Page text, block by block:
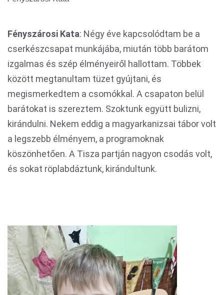
Fényszárosi Kata: Négy éve kapcsolódtam be a
cserkészcsapat munkájába, miután több barátom
izgalmas és szép élményeiről hallottam. Többek
között megtanultam tüzet gyújtani, és
megismerkedtem a csomókkal. A csapaton belül
barátokat is szereztem. Szoktunk együtt bulizni,
kirándulni. Nekem eddig a magyarkanizsai tábor volt
a legszebb élményem, a programoknak
köszönhetően. A Tisza partján nagyon csodás volt,
és sokat röplabdáztunk, kirándultunk.